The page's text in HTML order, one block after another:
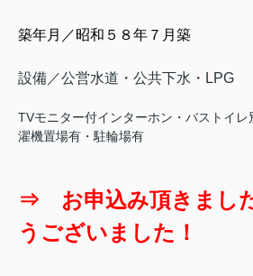
築年月／昭和５８年７月築
設備／公営水道・公共下水・LPG
TVモニター付インターホン・バストイ
濯機置場有・駐輪場有
⇒ お申込み頂きまし
うございました！